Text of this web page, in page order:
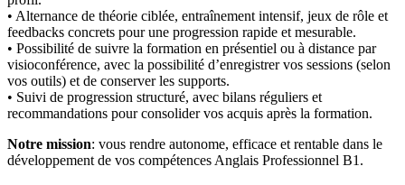
• Alternance de théorie ciblée, entraînement intensif, jeux de rôle et
feedbacks concrets pour une progression rapide et mesurable.
• Possibilité de suivre la formation en présentiel ou à distance par
visioconférence, avec la possibilité d’enregistrer vos sessions (selon
vos outils) et de conserver les supports.
• Suivi de progression structuré, avec bilans réguliers et
recommandations pour consolider vos acquis après la formation.
Notre mission: vous rendre autonome, efficace et rentable dans le
développement de vos compétences Anglais Professionnel B1.